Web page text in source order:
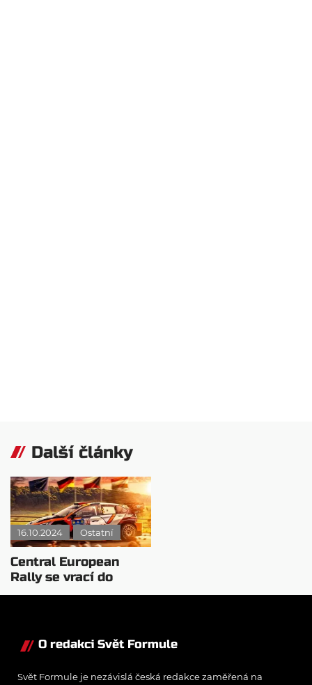
Další články
16.10.2024 Ostatní
Central European
Rally se vrací do
Česka! Kam za
O redakci Svět Formule
Svět Formule je nezávislá česká redakce zaměřená na